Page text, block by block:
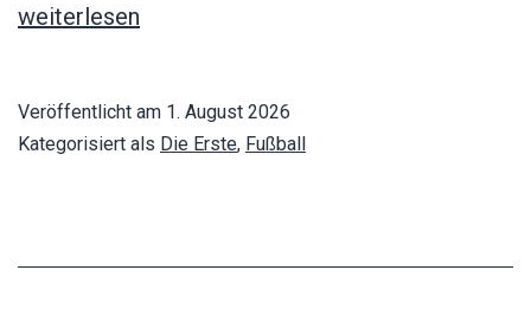
weiterlesen
Veröffentlicht am 1. August 2026
Kategorisiert als Die Erste, Fußball